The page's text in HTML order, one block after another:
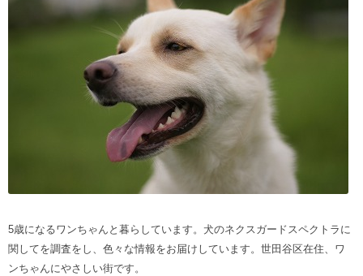
5歳になるワンちゃんと暮らしています。犬のネクスガードスペクトラに
関してを調査をし、色々な情報をお届けしています。世田谷区在住、ワ
ンちゃんにやさしい街です。